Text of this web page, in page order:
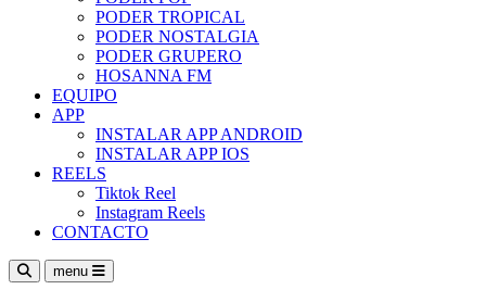
PODER TROPICAL
PODER NOSTALGIA
PODER GRUPERO
HOSANNA FM
EQUIPO
APP
INSTALAR APP ANDROID
INSTALAR APP IOS
REELS
Tiktok Reel
Instagram Reels
CONTACTO
menu